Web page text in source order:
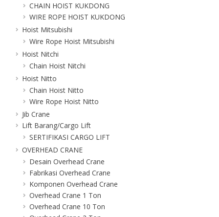
CHAIN HOIST KUKDONG
WIRE ROPE HOIST KUKDONG
Hoist Mitsubishi
Wire Rope Hoist Mitsubishi
Hoist Nitchi
Chain Hoist Nitchi
Hoist Nitto
Chain Hoist Nitto
Wire Rope Hoist Nitto
Jib Crane
Lift Barang/Cargo Lift
SERTIFIKASI CARGO LIFT
OVERHEAD CRANE
Desain Overhead Crane
Fabrikasi Overhead Crane
Komponen Overhead Crane
Overhead Crane 1 Ton
Overhead Crane 10 Ton